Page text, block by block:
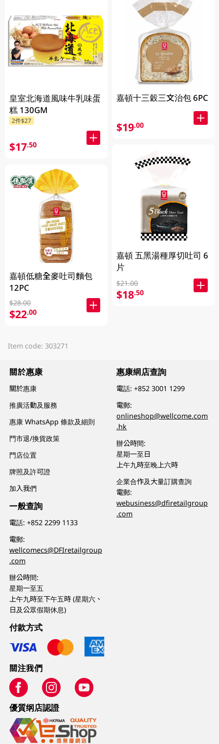
皇室北海道風味牛乳味蛋
糕 130GM
2件$27
$17.50
嘉頓低糖全麥吐司麵包
12PC
$28.00
$22.00
嘉頓十三穀三文治包 6PC
$19.00
嘉頓 五黑湯種厚切吐司 6
片
$21.00
$18.50
Item code: 303271
關於惠康
關於惠康
推廣活動及服務
惠康 WhatsApp 條款及細則
門市退/換貨政策
門店位置
牌照及許可證
加入我們
一般查詢
電話:+852 2299 1133
電郵:
wellcomecs@DFIretailgroup
.com
辦公時間:
星期一至五
上午九時至下午五時 (星期六、
日及公眾假期休息)
惠康網店查詢
電話:+852 3001 1299
電郵:
onlineshop@wellcome.com
.hk
辦公時間:
星期一至日
上午九時至晚上六時
企業合作及大量訂購查詢
電郵:
webusiness@dfiretailgroup
.com
付款方式
關注我們
優質纲店認證